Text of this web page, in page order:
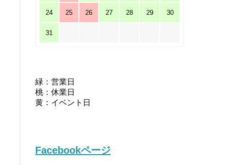
24 25 26 27 28 29 30
31
緑：営業日
桃：休業日
黄：イベント日
Facebookページ